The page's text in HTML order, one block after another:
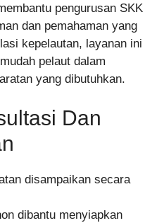
pengurusan SKK
dan pemahaman yang
kepelautan, layanan ini
pelaut dalam
yang dibutuhkan.
Dan
disampaikan secara
dibantu menyiapkan